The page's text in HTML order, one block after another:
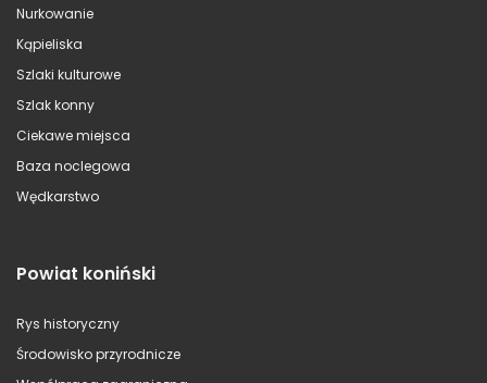
Nurkowanie
Kąpieliska
Szlaki kulturowe
Szlak konny
Ciekawe miejsca
Baza noclegowa
Wędkarstwo
Powiat koniński
Rys historyczny
Środowisko przyrodnicze